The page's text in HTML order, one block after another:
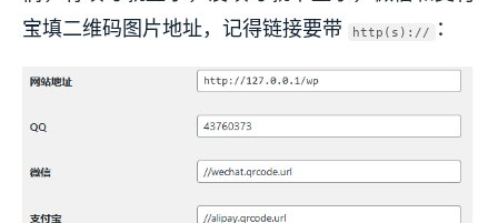
宝填二维码图片地址，记得链接要带
http(s):// ：